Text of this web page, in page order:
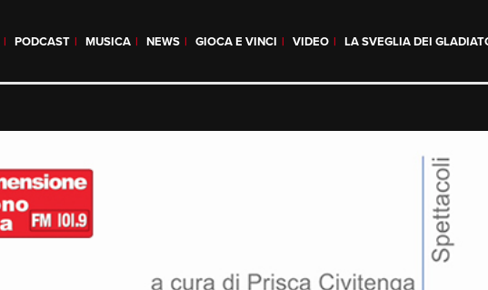
PODCAST MUSICA NEWS GIOCA E VINCI VIDEO LA SVEGLIA DEI